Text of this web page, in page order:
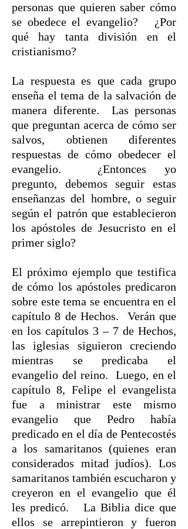
personas que quieren saber cómo
se obedece el evangelio? ¿Por
qué hay tanta división en el
cristianismo?
La respuesta es que cada grupo
enseña el tema de la salvación de
manera diferente. Las personas
que preguntan acerca de cómo ser
salvos, obtienen diferentes
respuestas de cómo obedecer el
evangelio. ¿Entonces yo
pregunto, debemos seguir estas
enseñanzas del hombre, o seguir
según el patrón que establecieron
los apóstoles de Jesucristo en el
primer siglo?
El próximo ejemplo que testifica
de cómo los apóstoles predicaron
sobre este tema se encuentra en el
capítulo 8 de Hechos. Verán que
en los capítulos 3 – 7 de Hechos,
las iglesias siguieron creciendo
mientras se predicaba el
evangelio del reino. Luego, en el
capítulo 8, Felipe el evangelista
fue a ministrar este mismo
evangelio que Pedro había
predicado en el día de Pentecostés
a los samaritanos (quienes eran
considerados mitad judíos). Los
samaritanos también escucharon y
creyeron en el evangelio que él
les predicó. La Biblia dice que
ellos se arrepintieron y fueron